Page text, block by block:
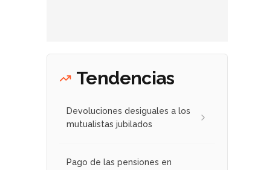
Tendencias
Devoluciones desiguales a los
mutualistas jubilados
Pago de las pensiones en